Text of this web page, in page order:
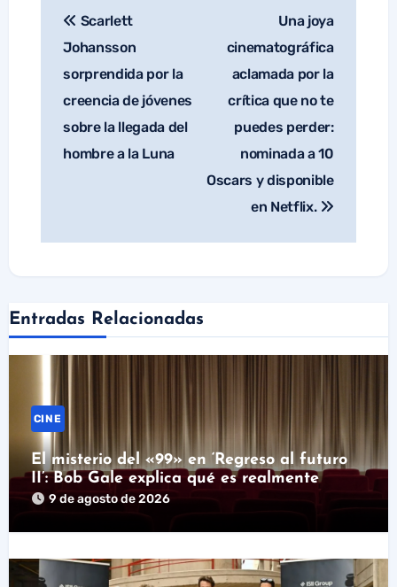
Navegación
de
Scarlett
Johansson
sorprendida por la
creencia de jóvenes
sobre la llegada del
hombre a la Luna
Una joya
cinematográfica
aclamada por la
crítica que no te
puedes perder:
nominada a 10
Oscars y disponible
en Netflix.
Entradas Relacionadas
CINE
El misterio del «99» en ‘Regreso al futuro
II’: Bob Gale explica qué es realmente
9 de agosto de 2026